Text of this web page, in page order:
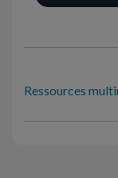
Ressources